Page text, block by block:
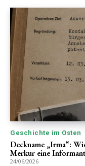
Geschichte im Osten
Deckname „Irma“:
Merkur eine
24/06/2026